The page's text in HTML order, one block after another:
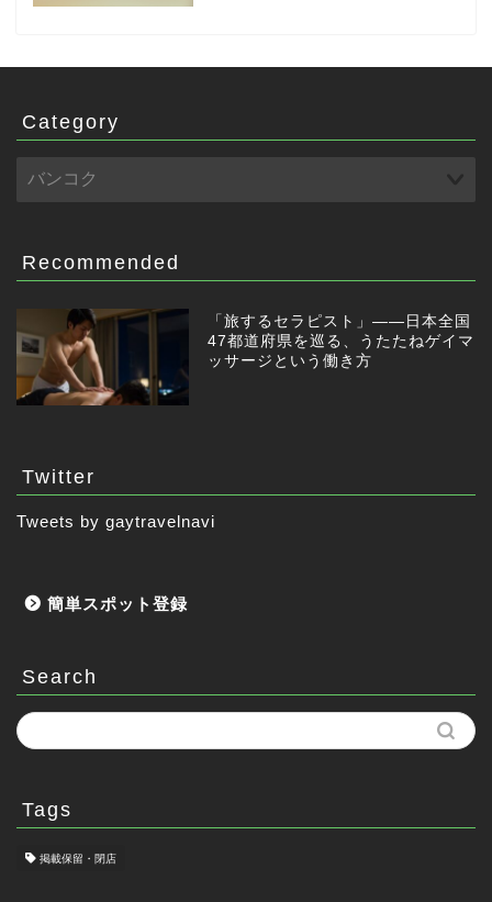
Category
Recommended
「旅するセラピスト」——日本全国
47都道府県を巡る、うたたねゲイマ
ッサージという働き方
Twitter
Tweets by gaytravelnavi
簡単スポット登録
Search
Tags
掲載保留・閉店